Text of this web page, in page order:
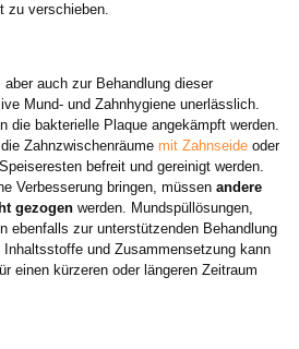
zu verschieben.
auch zur Behandlung dieser
Mund- und Zahnhygiene unerlässlich.
die bakterielle Plaque angekämpft werden.
Zahnzwischenräume mit Zahnseide oder
befreit und gereinigt werden.
Verbesserung bringen, müssen andere
gezogen werden. Mundspüllösungen,
ebenfalls zur unterstützenden Behandlung
und Zusammensetzung kann
einen kürzeren oder längeren Zeitraum